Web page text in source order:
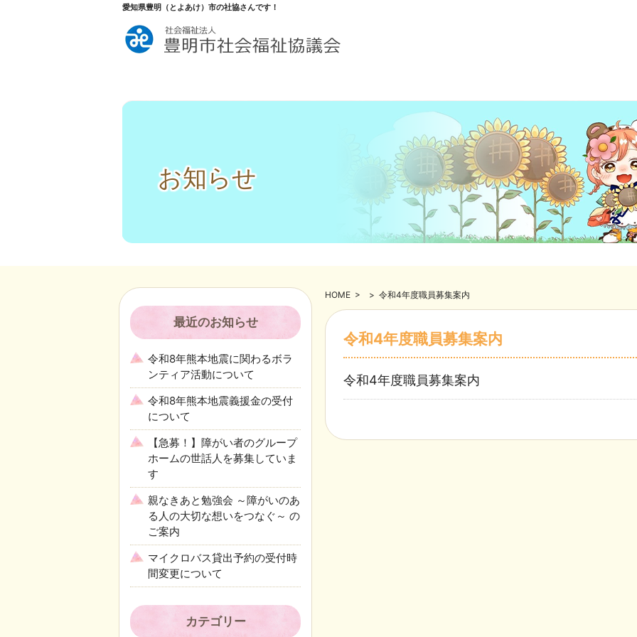
愛知県豊明（とよあけ）市の社協さんです！
お知らせ
HOME > > 令和4年度職員募集案内
令和4年度職員募集案内
令和4年度職員募集案内
最近のお知らせ
令和8年熊本地震に関わるボラ
ンティア活動について
令和8年熊本地震義援金の受付
について
【急募！】障がい者のグループ
ホームの世話人を募集していま
す
親なきあと勉強会 ～障がいのあ
る人の大切な想いをつなぐ～ の
ご案内
マイクロバス貸出予約の受付時
間変更について
カテゴリー